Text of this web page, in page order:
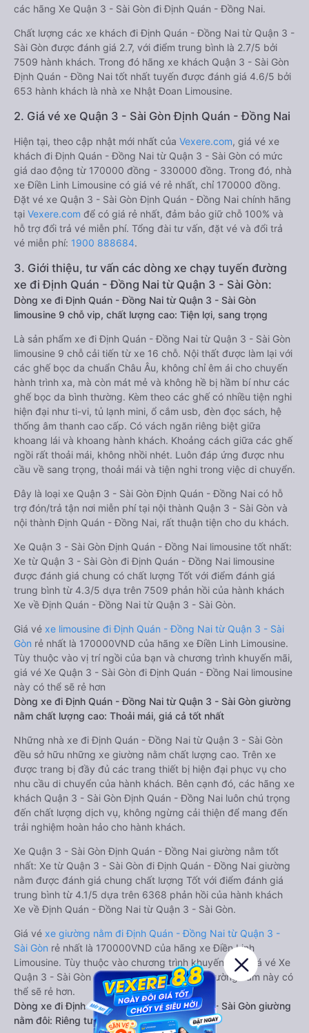
các hãng Xe Quận 3 - Sài Gòn đi Định Quán - Đồng Nai.
Chất lượng các xe khách đi Định Quán - Đồng Nai từ Quận 3 -
Sài Gòn được đánh giá 2.7, với điểm trung bình là 2.7/5 bởi
7509 hành khách. Trong đó hãng xe khách Quận 3 - Sài Gòn
Định Quán - Đồng Nai tốt nhất tuyến được đánh giá 4.6/5 bởi
653 hành khách là nhà xe Nhật Đoan Limousine.
2. Giá vé xe Quận 3 - Sài Gòn Định Quán - Đồng Nai
Hiện tại, theo cập nhật mới nhất của Vexere.com, giá vé xe
khách đi Định Quán - Đồng Nai từ Quận 3 - Sài Gòn có mức
giá dao động từ 170000 đồng - 330000 đồng. Trong đó, nhà
xe Điền Linh Limousine có giá vé rẻ nhất, chỉ 170000 đồng.
Đặt vé xe Quận 3 - Sài Gòn Định Quán - Đồng Nai chính hãng
tại Vexere.com để có giá rẻ nhất, đảm bảo giữ chỗ 100% và
hỗ trợ đổi trả vé miễn phí. Tổng đài tư vấn, đặt vé và đổi trả
vé miễn phí: 1900 888684.
3. Giới thiệu, tư vấn các dòng xe chạy tuyến đường
xe đi Định Quán - Đồng Nai từ Quận 3 - Sài Gòn:
Dòng xe đi Định Quán - Đồng Nai từ Quận 3 - Sài Gòn
limousine 9 chỗ vip, chất lượng cao: Tiện lợi, sang trọng
Là sản phẩm xe đi Định Quán - Đồng Nai từ Quận 3 - Sài Gòn
limousine 9 chỗ cải tiến từ xe 16 chỗ. Nội thất được làm lại với
các ghế bọc da chuẩn Châu Âu, không chỉ êm ái cho chuyến
hành trình xa, mà còn mát mẻ và không hề bị hầm bí như các
ghế bọc da bình thường. Kèm theo các ghế có nhiều tiện nghi
hiện đại như ti-vi, tủ lạnh mini, ổ cắm usb, đèn đọc sách, hệ
thống âm thanh cao cấp. Có vách ngăn riêng biệt giữa
khoang lái và khoang hành khách. Khoảng cách giữa các ghế
ngồi rất thoải mái, không nhồi nhét. Luôn đáp ứng được nhu
cầu về sang trọng, thoải mái và tiện nghi trong việc di chuyển.
Đây là loại xe Quận 3 - Sài Gòn Định Quán - Đồng Nai có hỗ
trợ đón/trả tận nơi miễn phí tại nội thành Quận 3 - Sài Gòn và
nội thành Định Quán - Đồng Nai, rất thuận tiện cho du khách.
Xe Quận 3 - Sài Gòn Định Quán - Đồng Nai limousine tốt nhất:
Xe từ Quận 3 - Sài Gòn đi Định Quán - Đồng Nai limousine
được đánh giá chung có chất lượng Tốt với điểm đánh giá
trung bình từ 4.3/5 dựa trên 7509 phản hồi của hành khách
Xe về Định Quán - Đồng Nai từ Quận 3 - Sài Gòn.
Giá vé xe limousine đi Định Quán - Đồng Nai từ Quận 3 - Sài
Gòn rẻ nhất là 170000VND của hãng xe Điền Linh Limousine.
Tùy thuộc vào vị trí ngồi của bạn và chương trình khuyến mãi,
giá vé Xe Quận 3 - Sài Gòn đi Định Quán - Đồng Nai limousine
này có thể sẽ rẻ hơn
Dòng xe đi Định Quán - Đồng Nai từ Quận 3 - Sài Gòn giường
nằm chất lượng cao: Thoải mái, giá cả tốt nhất
Những nhà xe đi Định Quán - Đồng Nai từ Quận 3 - Sài Gòn
đều sở hữu những xe giường nằm chất lượng cao. Trên xe
được trang bị đầy đủ các trang thiết bị hiện đại phục vụ cho
nhu cầu di chuyển của hành khách. Bên cạnh đó, các hãng xe
khách Quận 3 - Sài Gòn Định Quán - Đồng Nai luôn chú trọng
đến chất lượng dịch vụ, không ngừng cải thiện để mang đến
trải nghiệm hoàn hảo cho hành khách.
Xe Quận 3 - Sài Gòn Định Quán - Đồng Nai giường nằm tốt
nhất: Xe từ Quận 3 - Sài Gòn đi Định Quán - Đồng Nai giường
nằm được đánh giá chung chất lượng Tốt với điểm đánh giá
trung bình từ 4.1/5 dựa trên 6368 phản hồi của hành khách
Xe về Định Quán - Đồng Nai từ Quận 3 - Sài Gòn.
Giá vé xe giường nằm đi Định Quán - Đồng Nai từ Quận 3 -
Sài Gòn rẻ nhất là 170000VND của hãng xe Điền Linh
Limousine. Tùy thuộc vào chương trình khuyến mãi, giá vé Xe
Quận 3 - Sài Gòn đi Định Quán - Đồng Nai giường nằm này có
thể sẽ rẻ hơn.
Dòng xe đi Định Quán - Đồng Nai từ Quận 3 - Sài Gòn giường
nằm đôi: Riêng tư, đầy đủ tiện nghi